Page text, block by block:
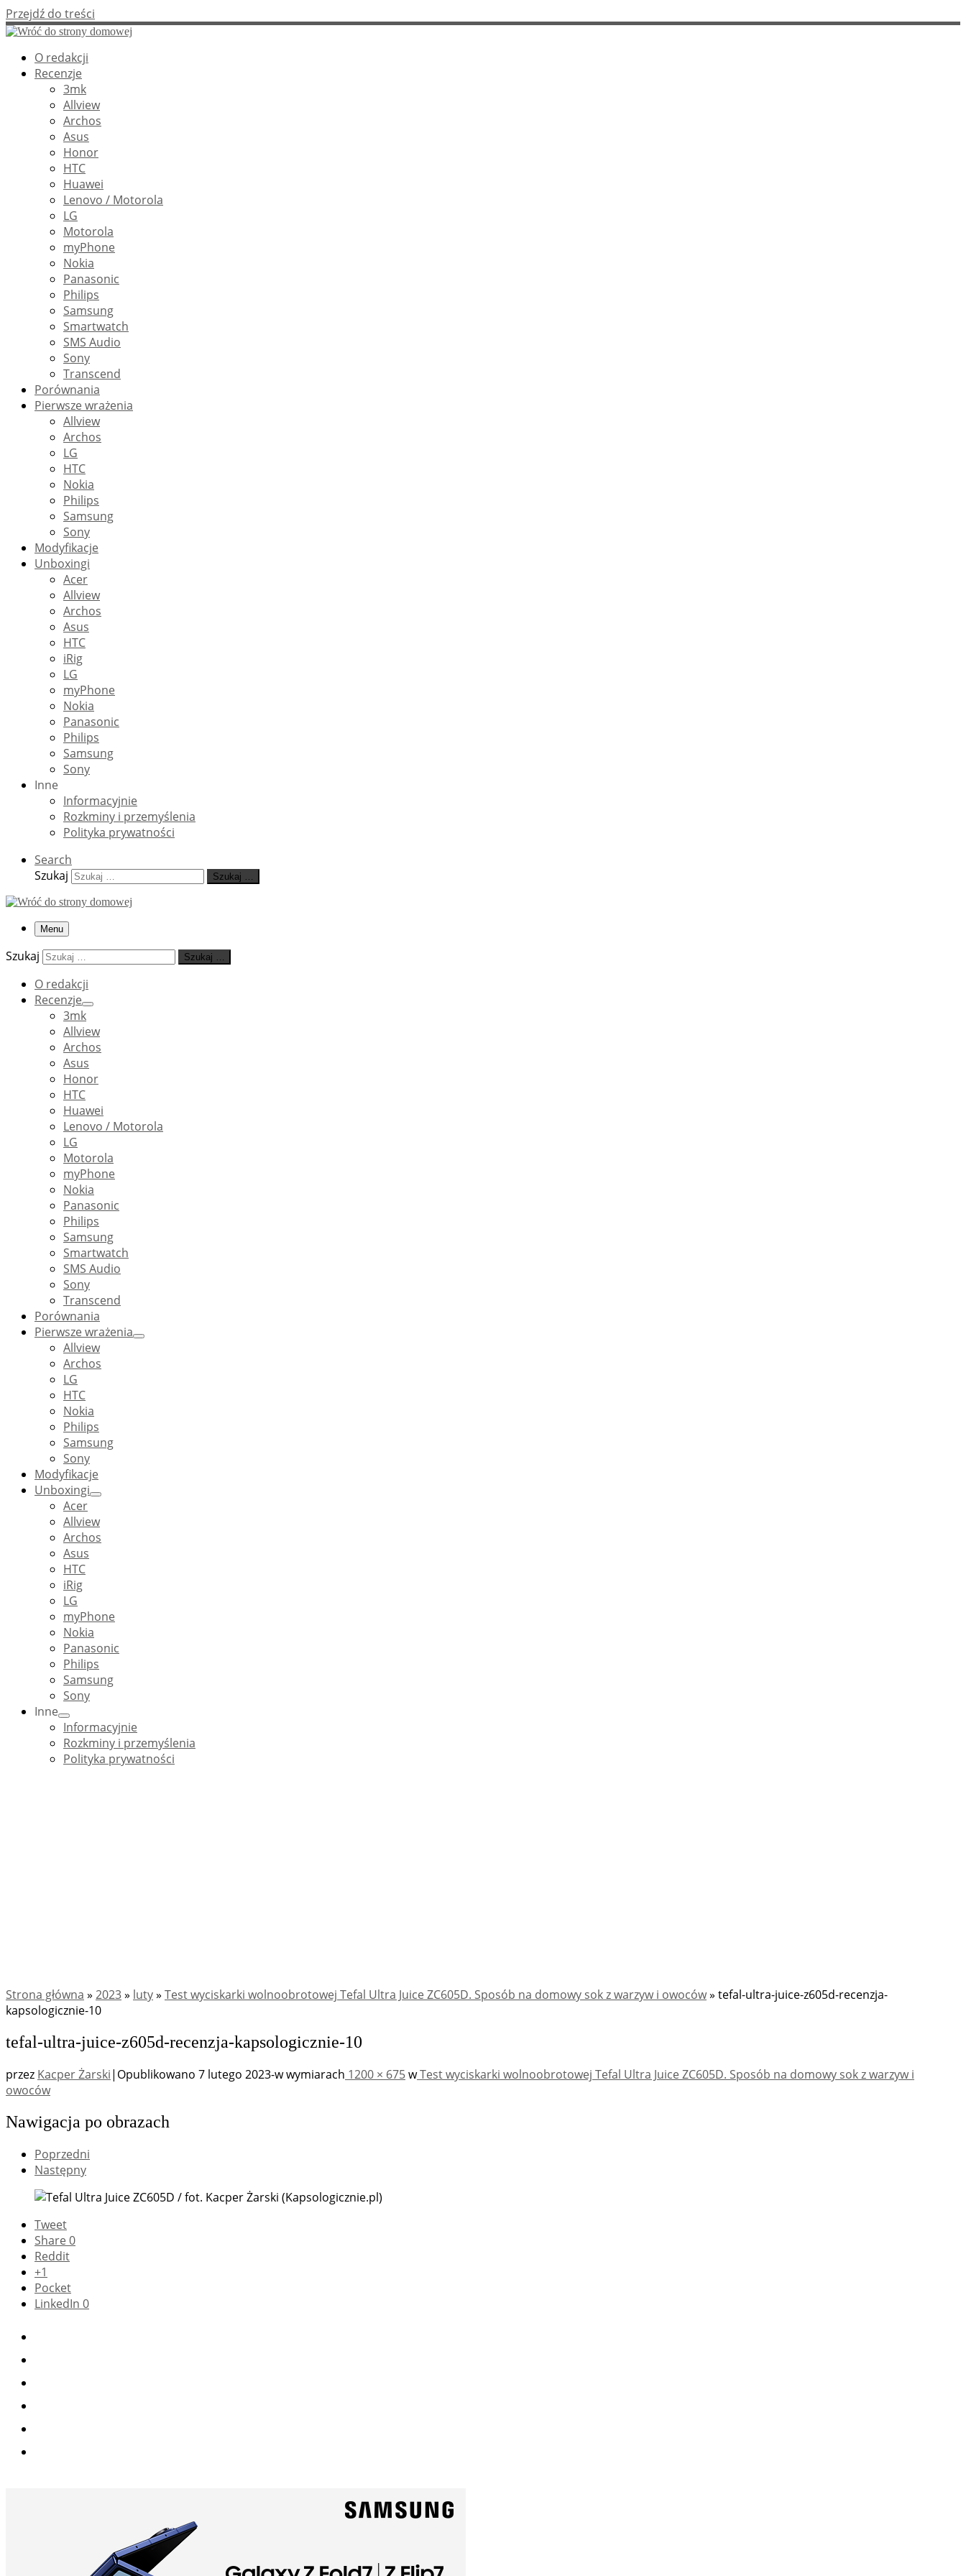
Przejdź do treści
O redakcji
Recenzje
3mk
Allview
Archos
Asus
Honor
HTC
Huawei
Lenovo / Motorola
LG
Motorola
myPhone
Nokia
Panasonic
Philips
Samsung
Smartwatch
SMS Audio
Sony
Transcend
Porównania
Pierwsze wrażenia
Allview
Archos
LG
HTC
Nokia
Philips
Samsung
Sony
Modyfikacje
Unboxingi
Acer
Allview
Archos
Asus
HTC
iRig
LG
myPhone
Nokia
Panasonic
Philips
Samsung
Sony
Inne
Informacyjnie
Rozkminy i przemyślenia
Polityka prywatności
Search
Szukaj
Szukaj …
Menu
Szukaj Szukaj …
O redakcji
Recenzje
3mk
Allview
Archos
Asus
Honor
HTC
Huawei
Lenovo / Motorola
LG
Motorola
myPhone
Nokia
Panasonic
Philips
Samsung
Smartwatch
SMS Audio
Sony
Transcend
Porównania
Pierwsze wrażenia
Allview
Archos
LG
HTC
Nokia
Philips
Samsung
Sony
Modyfikacje
Unboxingi
Acer
Allview
Archos
Asus
HTC
iRig
LG
myPhone
Nokia
Panasonic
Philips
Samsung
Sony
Inne
Informacyjnie
Rozkminy i przemyślenia
Polityka prywatności
Strona główna » 2023» luty» Test wyciskarki wolnoobrotowej Tefal Ultra Juice ZC605D. Sposób na domowy sok z warzyw i owoców» tefal-ultra-juice-z605d-recenzja-
kapsologicznie-10
tefal-ultra-juice-z605d-recenzja-kapsologicznie-10
przez Kacper Żarski| Opublikowano 7 lutego 2023-w wymiarach 1200 × 675wTest wyciskarki wolnoobrotowej Tefal Ultra Juice ZC605D. Sposób na domowy sok z warzyw i
owoców
Nawigacja po obrazach
Poprzedni
Następny
Tweet
Share 0
Reddit
+1
Pocket
LinkedIn 0